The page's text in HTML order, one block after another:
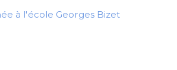
à l'école Georges Bizet